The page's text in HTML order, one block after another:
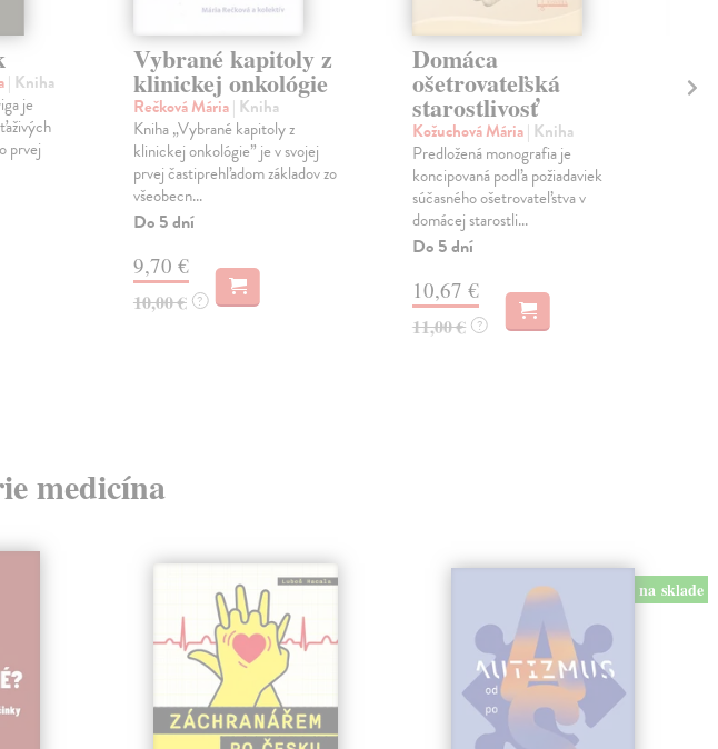
| Kniha
je
prvej
Vybrané kapitoly z
klinickej onkológie
Rečková Mária| Kniha
Kniha „Vybrané kapitoly z
klinickej onkológie” je v svojej
prvej častiprehľadom základov zo
všeobecn...
Do 5 dní
9,70 €
10,00 € ?
Domáca
ošetrovateľská
starostlivosť
Kožuchová Mária| Kniha
Predložená monografia je
koncipovaná podľa požiadaviek
súčasného ošetrovateľstva v
domácej starostli...
Do 5 dní
10,67 €
11,00 € ?
medicína
na sklade